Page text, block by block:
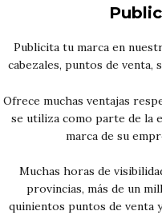
Publicita tu marca en
cabezales, puntos de
Ofrece muchas ventajas
se utiliza como parte de la
marca de su
Muchas horas de
provincias, más de un
quinientos puntos de venta